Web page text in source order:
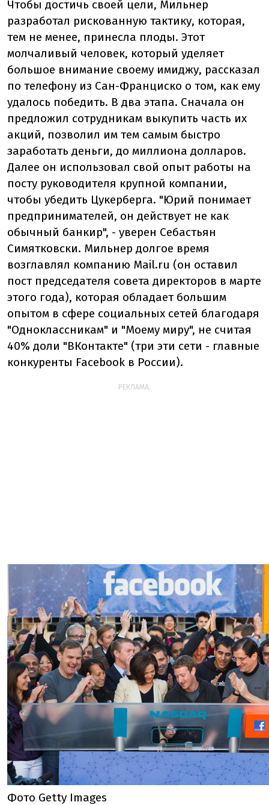
Чтобы достичь своей цели, Мильнер
разработал рискованную тактику, которая,
тем не менее, принесла плоды. Этот
молчаливый человек, который уделяет
большое внимание своему имиджу, рассказал
по телефону из Сан-Франциско о том, как ему
удалось победить. В два этапа. Сначала он
предложил сотрудникам выкупить часть их
акций, позволил им тем самым быстро
заработать деньги, до миллиона долларов.
Далее он использовал свой опыт работы на
посту руководителя крупной компании,
чтобы убедить Цукерберга. "Юрий понимает
предпринимателей, он действует не как
обычный банкир", - уверен Себастьян
Симятковски. Мильнер долгое время
возглавлял компанию Mail.ru (он оставил
пост председателя совета директоров в марте
этого года), которая обладает большим
опытом в сфере социальных сетей благодаря
"Одноклассникам" и "Моему миру", не считая
40% доли "ВКонтакте" (три эти сети - главные
конкуренты Facebook в России).
РЕКЛАМА:
Фото Getty Images